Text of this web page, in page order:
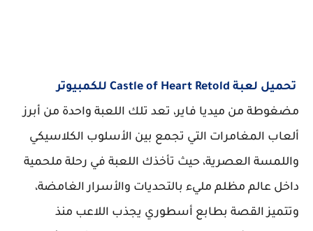
تحميل لعبة Castle of Heart Retold للكمبيوتر
مضغوطة من ميديا فاير، تعد تلك اللعبة واحدة من أبرز
ألعاب المغامرات التي تجمع بين الأسلوب الكلاسيكي
واللمسة العصرية، حيث تأخذك اللعبة في رحلة ملحمية
داخل عالم مظلم مليء بالتحديات والأسرار الغامضة،
وتتميز القصة بطابع أسطوري يجذب اللاعب منذ